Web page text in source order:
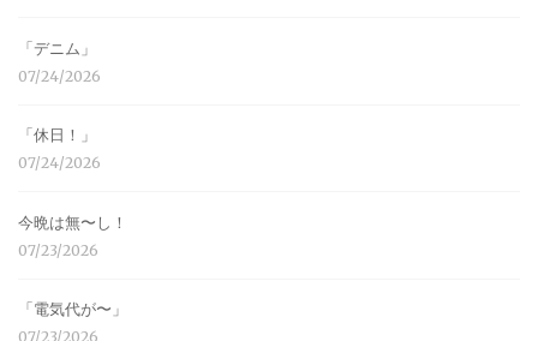
「デニム」
07/24/2026
「休日！」
07/24/2026
今晩は無〜し！
07/23/2026
「電気代が〜」
07/23/2026